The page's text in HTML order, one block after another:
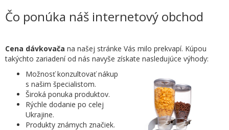
Čo ponúka náš internetový obchod
Cena dávkovača na našej stránke Vás milo prekvapí. Kúpou
takýchto zariadení od nás navyše získate nasledujúce výhody:
Možnosť konzultovať nákup
s našim špecialistom.
Široká ponuka produktov.
Rýchle dodanie po celej
Ukrajine.
Produkty známych značiek.